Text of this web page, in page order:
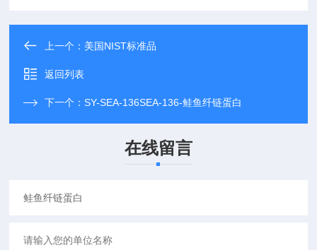
上一个： 美国NIST标准品
返回列表
下一个：SY-SEA-136SEA-136-鲑鱼纤链蛋白
在线留言